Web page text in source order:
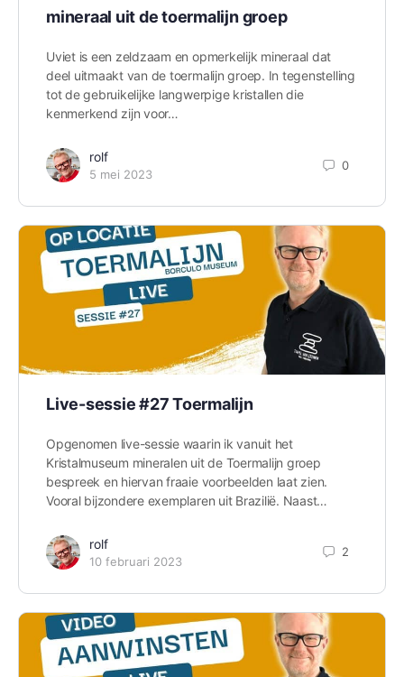
mineraal uit de toermalijn groep
Uviet is een zeldzaam en opmerkelijk mineraal dat
deel uitmaakt van de toermalijn groep. In tegenstelling
tot de gebruikelijke langwerpige kristallen die
kenmerkend zijn voor…
rolf
5 mei 2023
0
Live-sessie #27 Toermalijn
Opgenomen live-sessie waarin ik vanuit het
Kristalmuseum mineralen uit de Toermalijn groep
bespreek en hiervan fraaie voorbeelden laat zien.
Vooral bijzondere exemplaren uit Brazilië. Naast…
rolf
10 februari 2023
2